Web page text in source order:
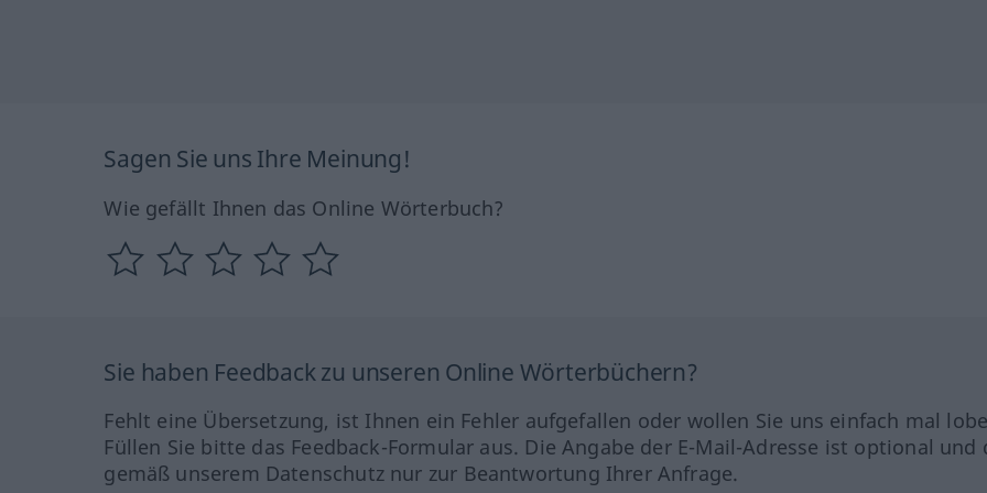
Sagen Sie uns Ihre Meinung!
Wie gefällt Ihnen das Online Wörterbuch?
Sie haben Feedback zu unseren Online Wörterbüchern?
Fehlt eine Übersetzung, ist Ihnen ein Fehler aufgefallen oder wollen Sie uns einfach mal
Füllen Sie bitte das Feedback-Formular aus. Die Angabe der E-Mail-Adresse ist optional und
gemäß unserem Datenschutz nur zur Beantwortung Ihrer Anfrage.